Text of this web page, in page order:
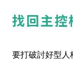
找回主
要打破討好型人